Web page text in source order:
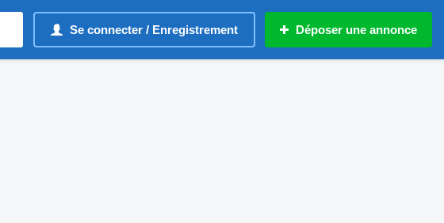
Se connecter / Enregistrement Déposer une annonce